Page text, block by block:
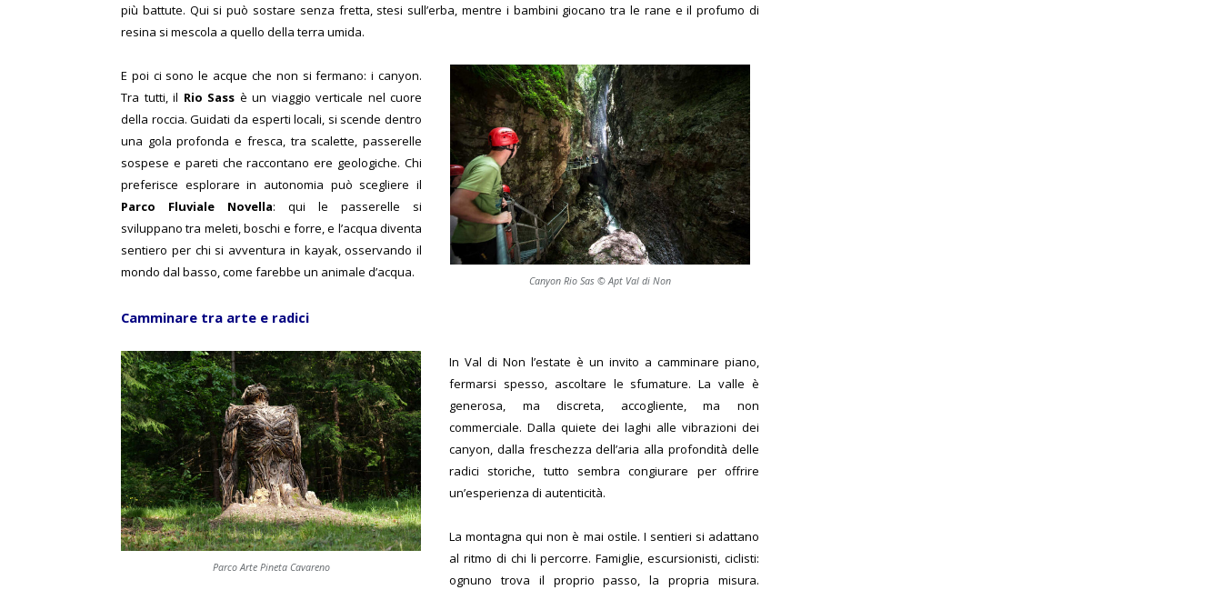
più battute. Qui si può sostare senza fretta, stesi sull’erba, mentre i bambini giocano tra le rane e il profumo di
resina si mescola a quello della terra umida.
Canyon Rio Sas © Apt Val di Non
E poi ci sono le acque che non si fermano: i canyon.
Tra tutti, il Rio Sass è un viaggio verticale nel cuore
della roccia. Guidati da esperti locali, si scende dentro
una gola profonda e fresca, tra scalette, passerelle
sospese e pareti che raccontano ere geologiche. Chi
preferisce esplorare in autonomia può scegliere il
Parco Fluviale Novella: qui le passerelle si
sviluppano tra meleti, boschi e forre, e l’acqua diventa
sentiero per chi si avventura in kayak, osservando il
mondo dal basso, come farebbe un animale d’acqua.
Camminare tra arte e radici
Parco Arte Pineta Cavareno
In Val di Non l’estate è un invito a camminare piano,
fermarsi spesso, ascoltare le sfumature. La valle è
generosa, ma discreta, accogliente, ma non
commerciale. Dalla quiete dei laghi alle vibrazioni dei
canyon, dalla freschezza dell’aria alla profondità delle
radici storiche, tutto sembra congiurare per offrire
un’esperienza di autenticità.
La montagna qui non è mai ostile. I sentieri si adattano
al ritmo di chi li percorre. Famiglie, escursionisti, ciclisti:
ognuno trova il proprio passo, la propria misura.